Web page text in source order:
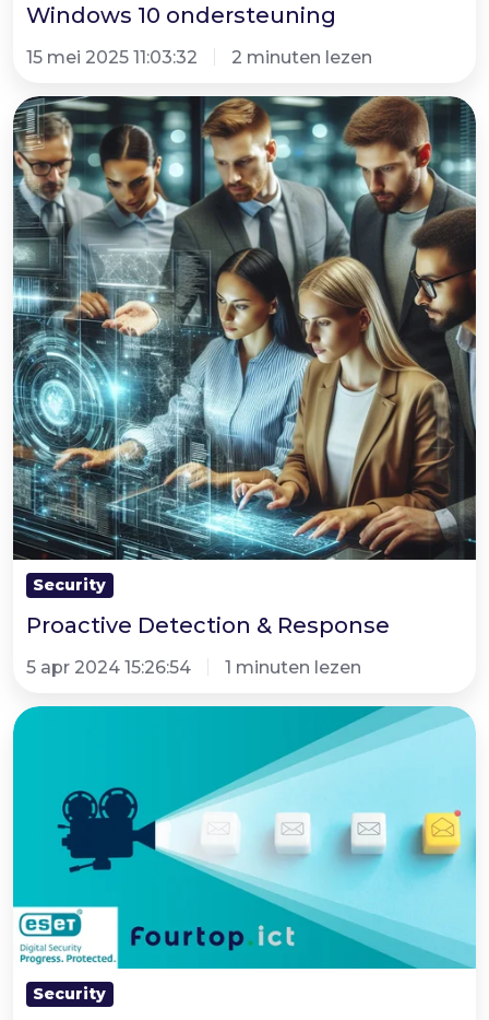
Windows 10 ondersteuning
15 mei 2025 11:03:32 2 minuten lezen
Proactive
Detection
&
Response
Security
Proactive Detection & Response
5 apr 2024 15:26:54 1 minuten lezen
Security
dreiging
van
pretexting
Security